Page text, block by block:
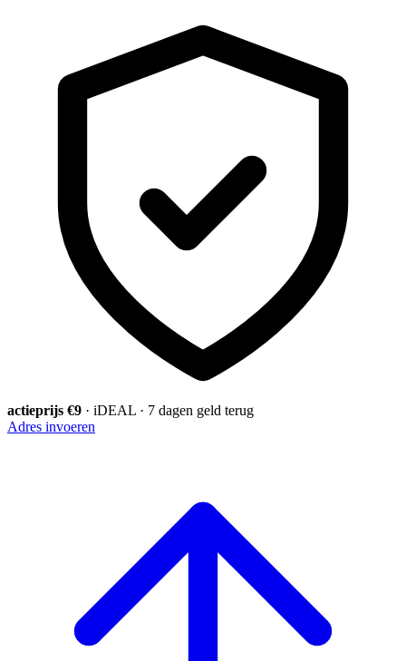
actieprijs €9 · iDEAL · 7 dagen geld terug
Adres invoeren